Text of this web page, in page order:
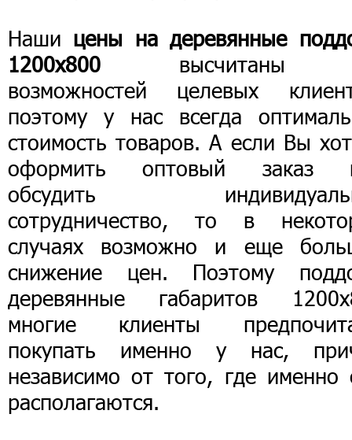
Наши цены на деревянные
1200х800 высчитаны
возможностей целевых
поэтому у нас всегда
стоимость товаров. А если Вы
оформить оптовый заказ
обсудить
сотрудничество, то в
случаях возможно и еще
снижение цен. Поэтому
деревянные габаритов
многие клиенты
покупать именно у нас,
независимо от того, где именно
располагаются.